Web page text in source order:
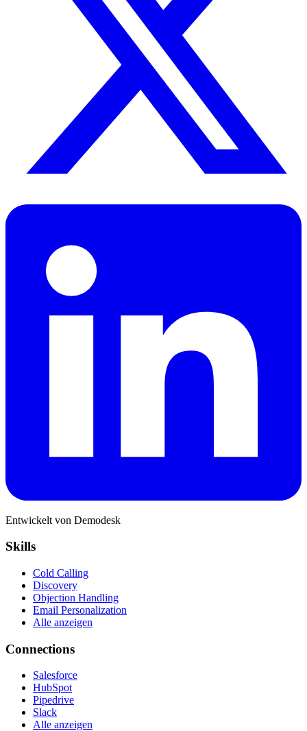
Entwickelt von Demodesk
Skills
Cold Calling
Discovery
Objection Handling
Email Personalization
Alle anzeigen
Connections
Salesforce
HubSpot
Pipedrive
Slack
Alle anzeigen